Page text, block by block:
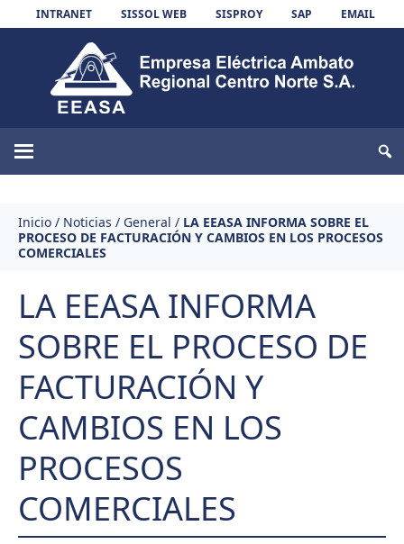
Skip to content
INTRANET SISSOL WEB SISPROY SAP EMAIL
EEASA
Inicio / Noticias / General / LA EEASA INFORMA SOBRE EL
PROCESO DE FACTURACIÓN Y CAMBIOS EN LOS PROCESOS
COMERCIALES
LA EEASA INFORMA
SOBRE EL PROCESO DE
FACTURACIÓN Y
CAMBIOS EN LOS
PROCESOS
COMERCIALES